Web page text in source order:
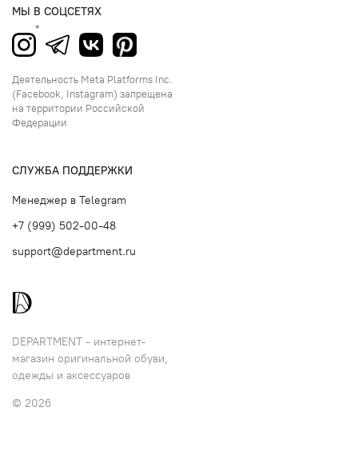
DEPARTMENT - интернет-
магазин оригинальной обуви,
одежды и аксессуаров
© 2026
МЫ В СОЦСЕТЯХ
Деятельность Meta Platforms Inc.
(Facebook, Instagram) запрещена
на территории Российской
Федерации
СЛУЖБА ПОДДЕРЖКИ
Менеджер в Telegram
+7 (999) 502-00-48
support@department.ru